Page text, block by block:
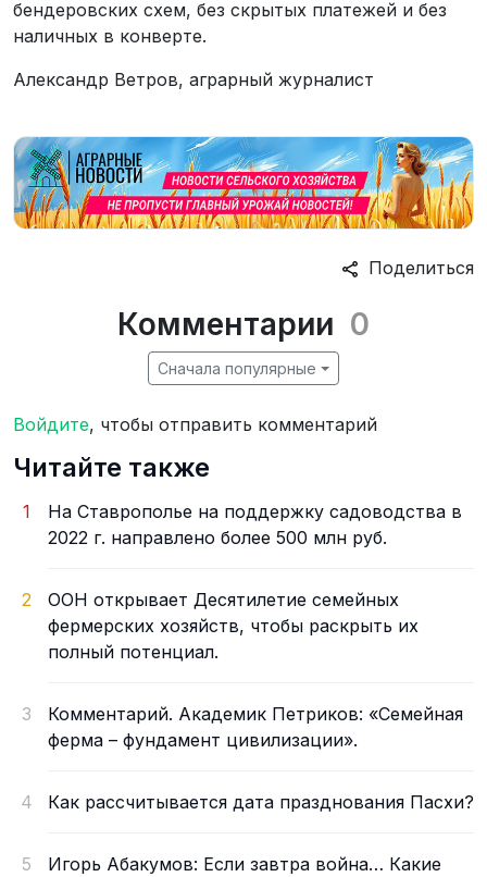
бендеровских схем, без скрытых платежей и без
наличных в конверте.
Александр Ветров, аграрный журналист
Поделиться
Комментарии 0
Сначала популярные
Войдите, чтобы отправить комментарий
Читайте также
1
На Ставрополье на поддержку садоводства в
2022 г. направлено более 500 млн руб.
2
ООН открывает Десятилетие семейных
фермерских хозяйств, чтобы раскрыть их
полный потенциал.
3
Комментарий. Академик Петриков: «Семейная
ферма – фундамент цивилизации».
4 Как рассчитывается дата празднования Пасхи?
5
Игорь Абакумов: Если завтра война… Какие